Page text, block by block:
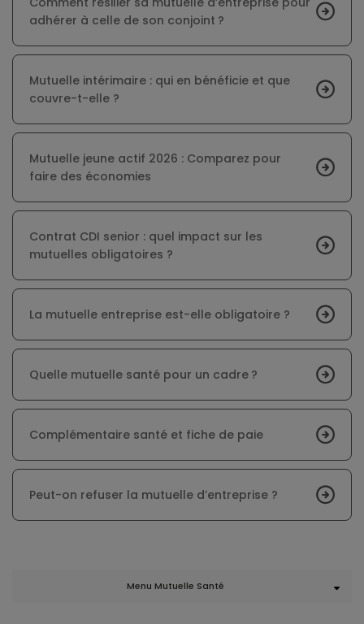
adhérer à celle de son conjoint ?
Mutuelle intérimaire : qui en bénéficie et que
couvre-t-elle ?
Mutuelle jeune actif 2026 : Comparez pour
faire des économies
Contrat CDI senior : quel impact sur les
mutuelles obligatoires ?
La mutuelle entreprise est-elle obligatoire ?
Quelle mutuelle santé pour un cadre ?
Complémentaire santé et fiche de paie
Peut-on refuser la mutuelle d’entreprise ?
Menu Mutuelle Santé